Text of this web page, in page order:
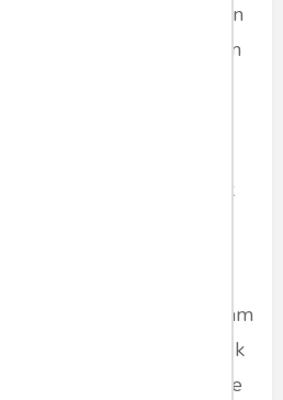
lembaga pendidikan
bahasa Inggris dan
profesi pendidikan
nasional seperti The
of English as a
(TEFLIN) untuk
yang ada secara
juga harus terlihat dalam
benar ditujukan untuk
bahasa Inggris baik ke